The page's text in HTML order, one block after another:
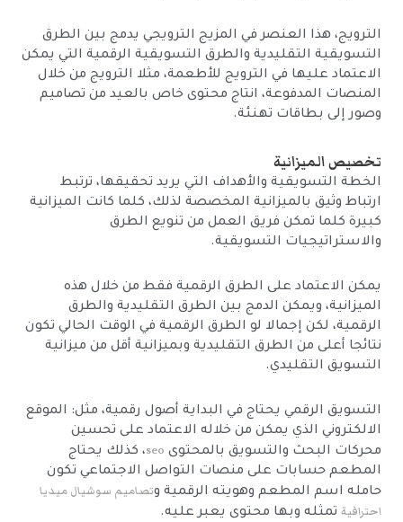
الترويج، هذا العنصر في المزيج الترويجي يدمج بين الطرق
التسويقية التقليدية والطرق التسويقية الرقمية التي يمكن
الاعتماد عليها في الترويج للأطعمة، مثلا الترويج من خلال
المنصات المدفوعة، انتاج محتوى خاص بالعيد من تصاميم
وصور إلى بطاقات تهنئة.
تخصيص الميزانية
الخطة التسويقية والأهداف التي يريد تحقيقها، ترتبط
ارتباط وثيق بالميزانية المخصصة لذلك، كلما كانت الميزانية
كبيرة كلما تمكن فريق العمل من تنويع الطرق
والاستراتيجيات التسويقية.
يمكن الاعتماد على الطرق الرقمية فقط من خلال هذه
الميزانية، ويمكن الدمج بين الطرق التقليدية والطرق
الرقمية، لكن إجمالا لو الطرق الرقمية في الوقت الحالي تكون
نتائجا أعلى من الطرق التقليدية وبميزانية أقل من ميزانية
التسويق التقليدي.
التسويق الرقمي يحتاج في البداية أصول رقمية، مثل: الموقع
الالكتروني الذي يمكن من خلاله الاعتماد على تحسين
محركات البحث والتسويق بالمحتوى seo، كذلك يحتاج
المطعم حسابات على منصات التواصل الاجتماعي تكون
حامله اسم المطعم وهويته الرقمية وتصاميم سوشيال ميديا
احترافية تمثله وبها محتوى يعبر عليه.